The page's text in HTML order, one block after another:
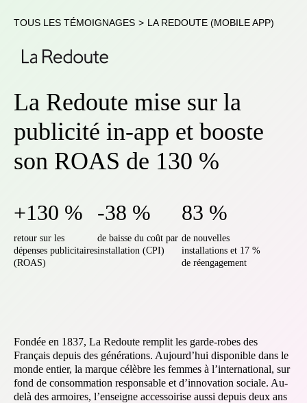
TOUS LES TÉMOIGNAGES > LA REDOUTE (MOBILE APP)
La Redoute mise sur la
publicité in-app et booste
son ROAS de 130 %
+130 %
retour sur les
dépenses publicitaires
(ROAS)
-38 %
de baisse du coût par
installation (CPI)
83 %
de nouvelles
installations et 17 %
de réengagement
Fondée en 1837, La Redoute remplit les garde-robes des
Français depuis des générations. Aujourd’hui disponible dans le
monde entier, la marque célèbre les femmes à l’international, sur
fond de consommation responsable et d’innovation sociale. Au-
delà des armoires, l’enseigne accessoirise aussi depuis deux ans